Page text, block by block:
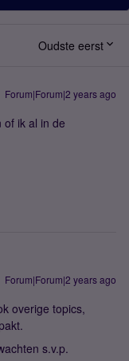
Oudste eerst
Forum|Forum|2 years ago
of ik al in de
Forum|Forum|2 years ago
overige topics,
s.v.p.